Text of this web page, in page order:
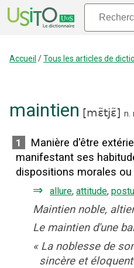
Accueil /Tous les articles de
maintien [mɛ̃tjɛ̃] n.
1
Manière d'être
manifestant ses
dispositions morales
⇒ allure, attitude,
Maintien noble,
Le maintien d'une
« La noblesse de
sincère et